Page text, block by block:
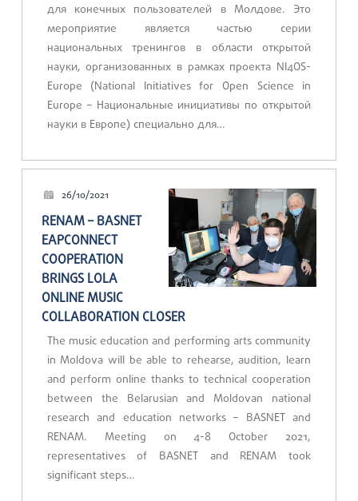
для конечных пользователей в Молдове. Это
мероприятие является частью серии
национальных тренингов в области открытой
науки, организованных в рамках проекта NI4OS-
Europe (National Initiatives for Open Science in
Europe – Национальные инициативы по открытой
науки в Европе) специально для…
26/10/2021
RENAM – BASNET
EAPCONNECT
COOPERATION
BRINGS LOLA
ONLINE MUSIC
COLLABORATION CLOSER
The music education and performing arts community
in Moldova will be able to rehearse, audition, learn
and perform online thanks to technical cooperation
between the Belarusian and Moldovan national
research and education networks – BASNET and
RENAM. Meeting on 4-8 October 2021,
representatives of BASNET and RENAM took
significant steps…